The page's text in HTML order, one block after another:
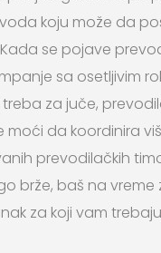
koju može da
se pojave
sa osetljivim
za juče,
moći da koordinira
prevodilačkih
brže, baš na vreme
za koji vam trebaju